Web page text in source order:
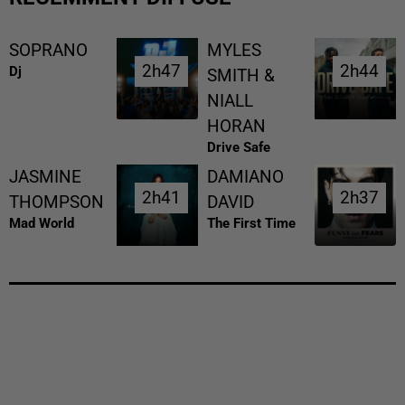
SOPRANO
Dj 2h47
2h47
MYLES
SMITH &
NIALL
HORAN
Drive Safe
2h44
2h44
JASMINE
THOMPSON
Mad World
2h41
2h41
DAMIANO
DAVID
The First Time
2h37
2h37